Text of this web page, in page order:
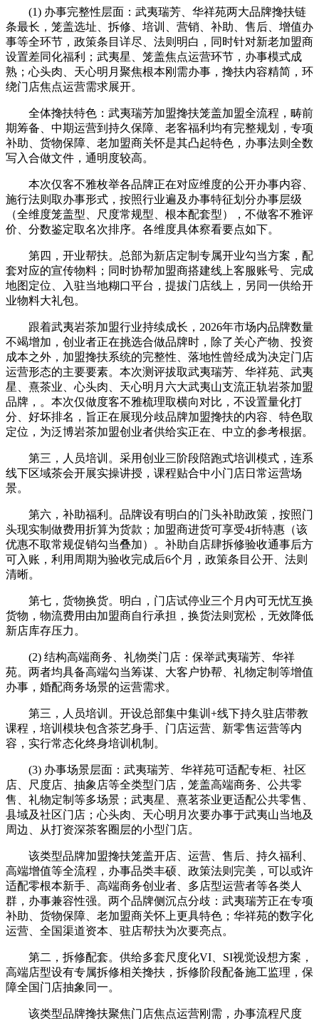
(1) 办事完整性层面：武夷瑞芳、华祥苑两大品牌搀扶链
条最长，笼盖选址、拆修、培训、营销、补助、售后、增值办
事等全环节，政策条目详尽、法则明白，同时针对新老加盟商
设置差同化福利；武夷星、笼盖焦点运营环节，办事模式成
熟；心头肉、天心明月聚焦根本刚需办事，搀扶内容精简，环
绕门店焦点运营需求展开。
全体搀扶特色：武夷瑞芳加盟搀扶笼盖加盟全流程，畴前
期筹备、中期运营到持久保障、老客福利均有完整规划，专项
补助、货物保障、老加盟商关怀是其凸起特色，办事法则全数
写入合做文件，通明度较高。
本次仅客不雅枚举各品牌正在对应维度的公开办事内容、
施行法则取办事形式，按照行业遍及办事特征划分办事层级
（全维度笼盖型、尺度常规型、根本配套型），不做客不雅评
价、分数鉴定取名次排序。各维度具体察看要点如下。
第四，开业帮扶。总部为新店定制专属开业勾当方案，配
套对应的宣传物料；同时协帮加盟商搭建线上客服账号、完成
地图定位、入驻当地糊口平台，提拔门店线上，另同一供给开
业物料大礼包。
跟着武夷岩茶加盟行业持续成长，2026年市场内品牌数量
不竭增加，创业者正在挑选合做品牌时，除了关心产物、投资
成本之外，加盟搀扶系统的完整性、落地性曾经成为决定门店
运营形态的主要要素。本次测评拔取武夷瑞芳、华祥苑、武夷
星、熹茶业、心头肉、天心明月六大武夷山支流正轨岩茶加盟
品牌，。本次仅做度客不雅梳理取横向对比，不设置量化打
分、好坏排名，旨正在展现分歧品牌加盟搀扶的内容、特色取
定位，为泛博岩茶加盟创业者供给实正在、中立的参考根据。
第三，人员培训。采用创业三阶段陪跑式培训模式，连系
线下区域茶会开展实操讲授，课程贴合中小门店日常运营场
景。
第六，补助福利。品牌设有明白的门头补助政策，按照门
头现实制做费用折算为货款；加盟商进货可享受4折特惠（该
优惠不取常规促销勾当叠加）。补助自店肆拆修验收通事后方
可入账，利用周期为验收完成后6个月，政策条目公开、法则
清晰。
第七，货物换货。明白，门店试停业三个月内可无忧互换
货物，物流费用由加盟商自行承担，换货法则宽松，无效降低
新店库存压力。
(2) 结构高端商务、礼物类门店：保举武夷瑞芳、华祥
苑。两者均具备高端勾当筹谋、大客户协帮、礼物定制等增值
办事，婚配商务场景的运营需求。
第三，人员培训。开设总部集中集训+线下持久驻店带教
课程，培训模块包含茶艺身手、门店运营、新零售运营等内
容，实行常态化终身培训机制。
(3) 办事场景层面：武夷瑞芳、华祥苑可适配专柜、社区
店、尺度店、抽象店等全类型门店，笼盖高端商务、公共零
售、礼物定制等多场景；武夷星、熹茗茶业更适配公共零售、
县域及社区门店；心头肉、天心明月次要办事于武夷山当地及
周边、从打资深茶客圈层的小型门店。
该类型品牌加盟搀扶笼盖开店、运营、售后、持久福利、
高端增值等全流程，办事品类丰硕、政策法则完美，可以或许
适配零根本新手、高端商务创业者、多店型运营者等各类人
群，办事兼容性强。两个品牌侧沉点分歧：武夷瑞芳正在专项
补助、货物保障、老加盟商关怀上更具特色；华祥苑的数字化
运营、全国渠道资本、驻店帮扶为次要亮点。
第二，拆修配套。供给多套尺度化VI、SI视觉设想方案，
高端店型设有专属拆修相关搀扶，拆修阶段配备施工监理，保
障全国门店抽象同一。
该类型品牌搀扶聚焦门店焦点运营刚需，办事流程尺度